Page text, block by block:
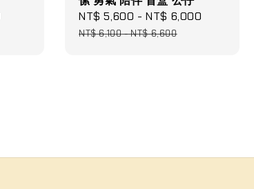
Sale
price
NT$ 5,600 -NT$ 6,000
NT$ 6,100-NT$ 6,600